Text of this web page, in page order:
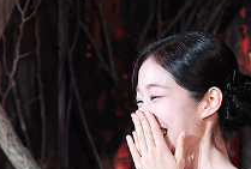
스포츠 라이프 포토